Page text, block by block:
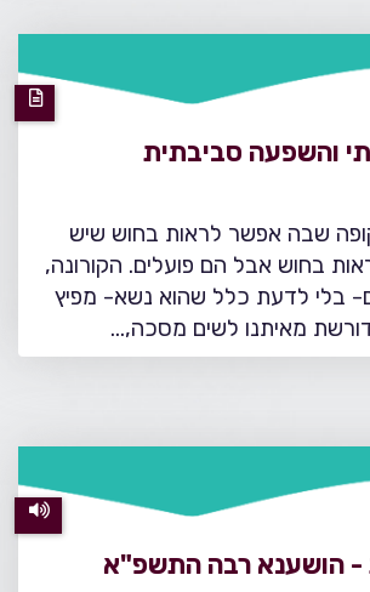
והשפעה סביבתית
שבה אפשר לראות בחוש שיש
בחוש אבל הם פועלים. הקורונה,
בלי לדעת כלל שהוא נשא- מפיץ
מאיתנו לשים מסכה,…
הושענא רבה התשפ"א